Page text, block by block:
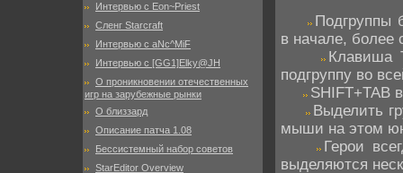
Интервью с Eon~Priest
Сленг Starcraft
Интервью с aNc^MiF
Интервью с [GG1]Elky@JH
О проникновении отечественных
игр на зарубежные рынки
О близзард
Описание патча 1.08
Бессистемный набор советов
StarEditor Overview
Подгруппы
в начале, более
Клавиша
подгруппу во
SHIFT+TAB
Выделить
мыши на этом
Герои
выделяются